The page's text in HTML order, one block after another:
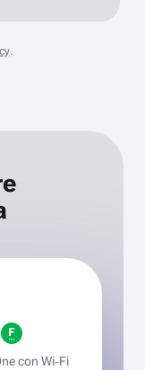
.
con Wi‑Fi